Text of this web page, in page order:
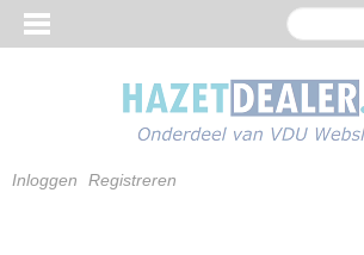
Inloggen Registreren